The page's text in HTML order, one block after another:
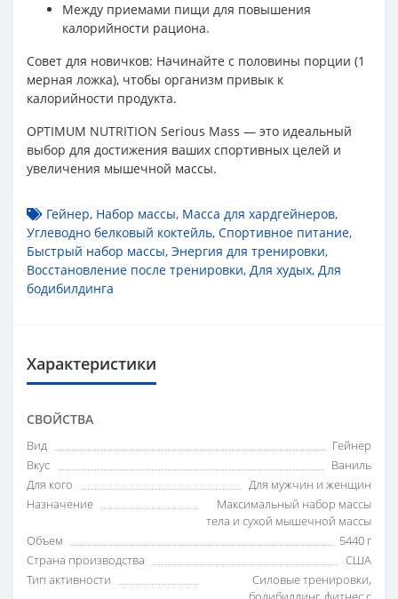
Между приемами пищи для повышения
калорийности рациона.
Совет для новичков: Начинайте с половины порции (1
мерная ложка), чтобы организм привык к
калорийности продукта.
OPTIMUM NUTRITION Serious Mass — это идеальный
выбор для достижения ваших спортивных целей и
увеличения мышечной массы.
Гейнер, Набор массы, Масса для хардгейнеров,
Углеводно белковый коктейль, Спортивное питание,
Быстрый набор массы, Энергия для тренировки,
Восстановление после тренировки, Для худых, Для
бодибилдинга
Характеристики
СВОЙСТВА
Вид
Гейнер
Вкус
Ваниль
Для кого
Для мужчин и женщин
Назначение
Максимальный набор массы
тела и сухой мышечной массы
Объем
5440 г
Страна производства
США
Тип активности
Силовые тренировки,